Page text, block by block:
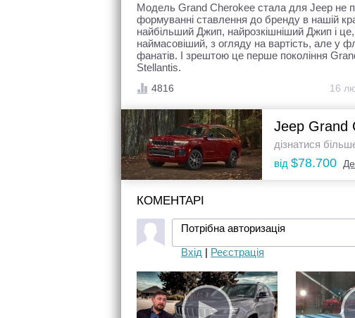
Модель Grand Cherokee стала для Jeep не
формуванні ставлення до бренду в нашій
найбільший Джип, найрозкішніший Джип і
наймасовіший, з огляду на вартість, але у
фанатів. І зрештою це перше покоління
Stellantis.
4816 16
Jeep Grand
дізнатися
від $78.700
КОМЕНТАРІ
Потрібна авторизація
Вхід | Реєстрація